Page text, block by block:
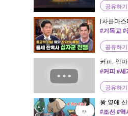
공유하기
[차클마스
치적 욕심
#기독교 #
#종교
공유하기
커피, 악
#커피 #세
쟁
공유하기
왕 옆에
원 계급도
#조선 #역